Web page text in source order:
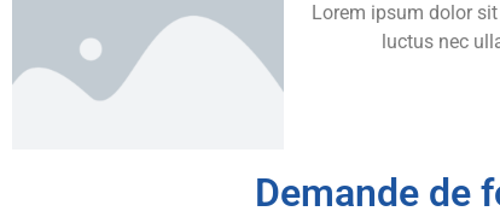
Lorem ipsum dolor
luctus nec
Demande de